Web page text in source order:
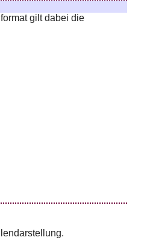
gilt dabei die